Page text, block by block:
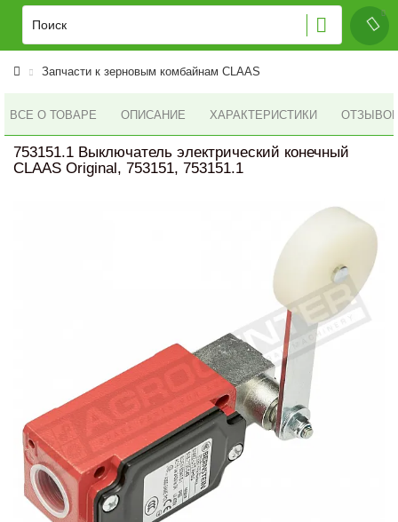
Запчасти к зерновым комбайнам CLAAS
ВСЕ О ТОВАРЕ ОПИСАНИЕ ХАРАКТЕРИСТИКИ ОТЗЫВОВ
753151.1 Выключатель электрический конечный
CLAAS Original, 753151, 753151.1